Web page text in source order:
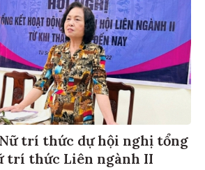
trí thức dự hội nghị tổng
trí thức Liên ngành II